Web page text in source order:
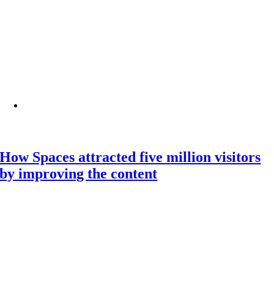
How Spaces attracted five million visitors
by improving the content